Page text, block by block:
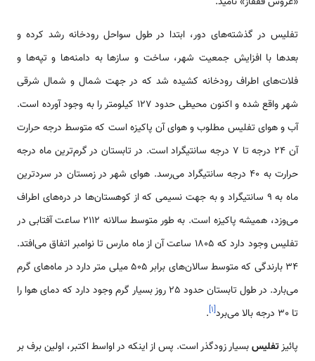
تفلیس در گذشته‌های دور، ابتدا در طول سواحل رودخانه رشد کرده و
بعدها با افزایش جمعیت شهر، ساخت و سازها به دامنه‌ها و تپه‌ها و
فلات‌های اطراف رودخانه کشیده شد که در جهت شمال و شمال شرقی
شهر واقع شده و اکنون محیطی حدود 127 کیلومتر را به وجود آورده است.
آب و هوای تفلیس مطلوب و هوای آن پاکیزه است که متوسط درجه حرارت
آن 24 درجه تا 7 درجه سانتیگراد است. در تابستان در گرم‌ترین ماه درجه
حرارت به 40 درجه سانتیگراد می‌رسد. هوای شهر در زمستان در سردترین
ماه به 9 سانتیگراد و به جهت نسیمی‌ که از کوهستان‌ها در دره‌های اطراف
می‌وزد، همیشه پاکیزه است. به طور متوسط سالانه 2112 ساعت آفتابی در
تفلیس وجود دارد که 1805 ساعت آن از ماه مارس تا نوامبر اتفاق می‌افتد.
34 بارندگی که متوسط سالان‌های برابر 505 میلی متر دارد در ماه‌های گرم
می‌بارد. در طول تابستان حدود 25 روز بسیار گرم وجود دارد که دمای هوا را
تا 30 درجه بالا می‌برد
[۱]
.
پائیزتفلیسبسیار زودگذر است. پس از اینکه در اواسط اکتبر، اولین برف بر